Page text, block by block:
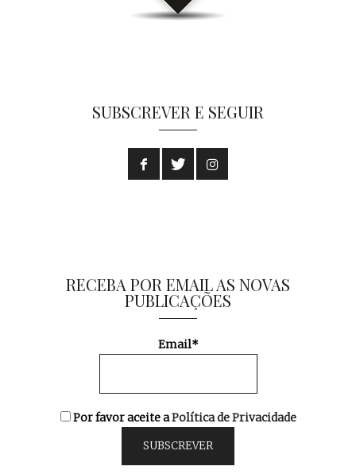
SUBSCREVER E SEGUIR
RECEBA POR EMAIL AS NOVAS
PUBLICAÇÕES
Email*
Por favor aceite aPolítica de Privacidade